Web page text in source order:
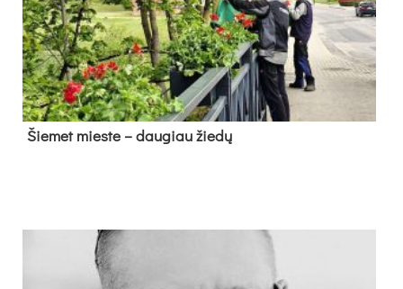
Šie­met mies­te – dau­giau žie­dų